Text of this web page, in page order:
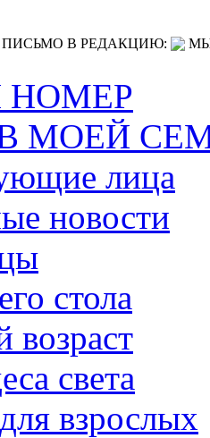
ПИСЬМО В РЕДАКЦИЮ:
НОМЕР
МОЕЙ
лица
новости
стола
света
взрослых